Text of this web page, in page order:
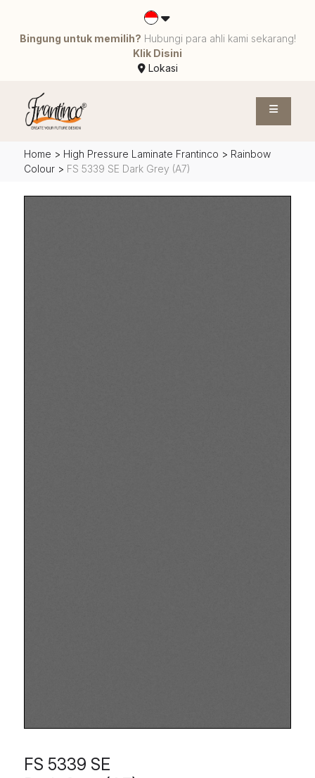
Bingung untuk memilih? Hubungi para ahli kami sekarang!
Klik Disini
Lokasi
Home > High Pressure Laminate Frantinco > Rainbow
Colour > FS 5339 SE Dark Grey (A7)
FS 5339 SE